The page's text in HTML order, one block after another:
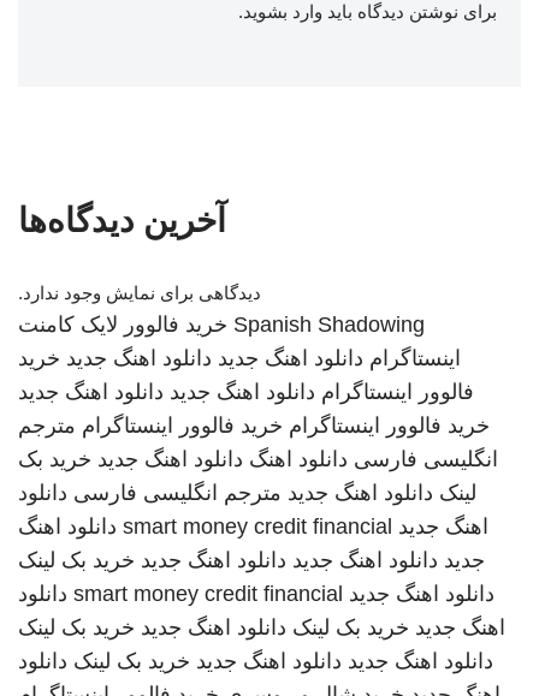
برای نوشتن دیدگاه باید وارد بشوید.
آخرین دیدگاه‌ها
دیدگاهی برای نمایش وجود ندارد.
Spanish Shadowing خرید فالوور لایک کامنت
اینستاگرام دانلود اهنگ جدید دانلود اهنگ جدید خرید
فالوور اینستاگرام دانلود اهنگ جدید دانلود اهنگ جدید
خرید فالوور اینستاگرام خرید فالوور اینستاگرام مترجم
انگلیسی فارسی دانلود اهنگ دانلود اهنگ جدید خرید بک
لینک دانلود اهنگ جدید مترجم انگلیسی فارسی دانلود
اهنگ جدید smart money credit financial دانلود اهنگ
جدید دانلود اهنگ جدید دانلود اهنگ جدید خرید بک لینک
دانلود اهنگ جدید smart money credit financial دانلود
اهنگ جدید خرید بک لینک دانلود اهنگ جدید خرید بک لینک
دانلود اهنگ جدید دانلود اهنگ جدید خرید بک لینک دانلود